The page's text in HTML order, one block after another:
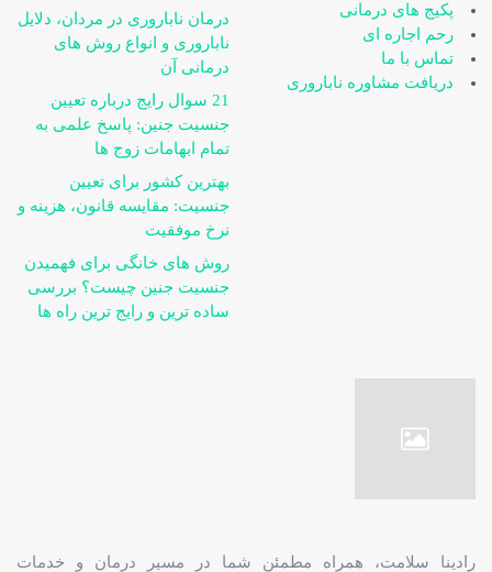
پکیج های درمانی
رحم اجاره ای
تماس با ما
دریافت مشاوره ناباروری
درمان ناباروری در مردان، دلایل
ناباروری و انواع روش های
درمانی آن
21 سوال رایج درباره تعیین
جنسیت جنین: پاسخ علمی به
تمام ابهامات زوج ها
بهترین کشور برای تعیین
جنسیت: مقایسه قانون، هزینه و
نرخ موفقیت
روش های خانگی برای فهمیدن
جنسیت جنین چیست؟ بررسی
ساده ترین و رایج ترین راه ها
رادینا سلامت، همراه مطمئن شما در مسیر درمان و خدمات